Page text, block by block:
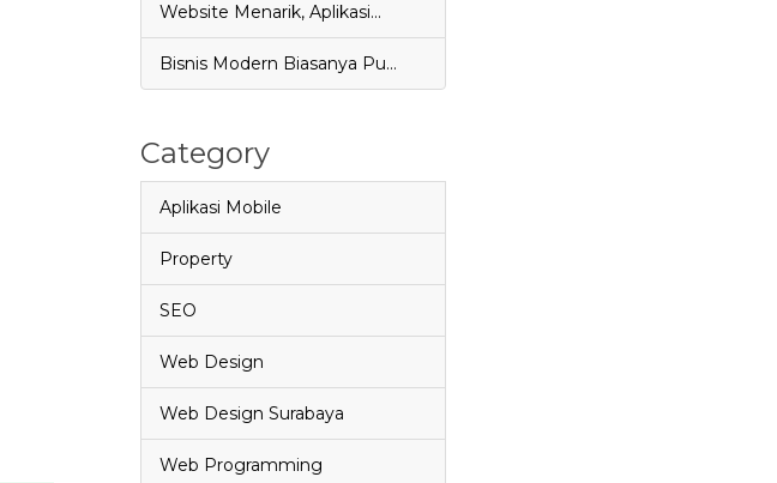
Website Menarik, Aplikasi…
Bisnis Modern Biasanya Pu…
Category
Aplikasi Mobile
Property
SEO
Web Design
Web Design Surabaya
Web Programming